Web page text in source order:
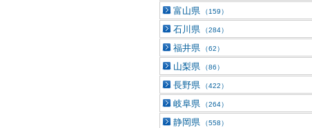
富山県 （159）
石川県 （284）
福井県 （62）
山梨県 （86）
長野県 （422）
岐阜県 （264）
静岡県 （558）